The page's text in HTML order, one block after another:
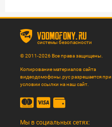
vdomofony.ru
системы безопасности
© 2011-2026 Все права защищены.
Копирование материалов сайта
видеодомофоны.рус разрешается при
условии ссылки на наш сайт.
Мы в социальных сетях: